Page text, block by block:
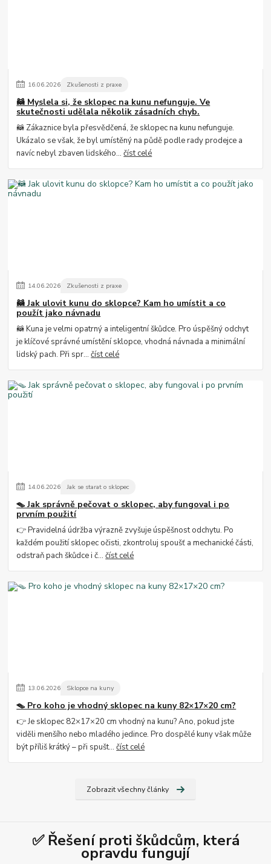
16.06.2026 Zkušenosti z praxe
🦝 Myslela si, že sklopec na kunu nefunguje. Ve
skutečnosti udělala několik zásadních chyb.
🦝 Zákaznice byla přesvědčená, že sklopec na kunu nefunguje.
Ukázalo se však, že byl umístěný na půdě podle rady prodejce a
navíc nebyl zbaven lidského...číst celé
14.06.2026 Zkušenosti z praxe
🦝 Jak ulovit kunu do sklopce? Kam ho umístit a co
použít jako návnadu
🦝 Kuna je velmi opatrný a inteligentní škůdce. Pro úspěšný odchyt
je klíčové správné umístění sklopce, vhodná návnada a minimální
lidský pach. Při spr...číst celé
14.06.2026 Jak se starat o sklopec
🪤 Jak správně pečovat o sklopec, aby fungoval i po
prvním použití
👉 Pravidelná údržba výrazně zvyšuje úspěšnost odchytu. Po
každém použití sklopec očisti, zkontroluj spoušť a mechanické části,
odstraň pach škůdce i č...číst celé
13.06.2026 Sklopce na kuny
🪤 Pro koho je vhodný sklopec na kuny 82×17×20 cm?
👉 Je sklopec 82×17×20 cm vhodný na kunu? Ano, pokud jste
viděli menšího nebo mladého jedince. Pro dospělé kuny však může
být příliš krátký – při spušt...číst celé
Zobrazit všechny články
✅ Řešení proti škůdcům, která
opravdu fungují